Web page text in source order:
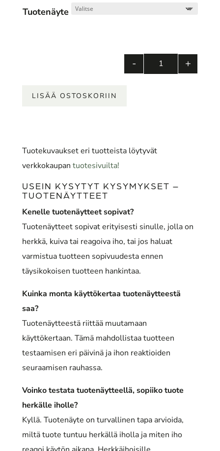
Tuotenäyte
Tuotenäytteet
- +
LISÄÄ OSTOSKORIIN
Tuotekuvaukset eri tuotteista löytyvät
verkkokaupan tuotesivuilta!
USEIN KYSYTYT KYSYMYKSET –
TUOTENÄYTTEET
Kenelle tuotenäytteet sopivat?
Tuotenäytteet sopivat erityisesti sinulle, jolla on
herkkä, kuiva tai reagoiva iho, tai jos haluat
varmistua tuotteen sopivuudesta ennen
täysikokoisen tuotteen hankintaa.
Kuinka monta käyttökertaa tuotenäytteestä
saa?
Tuotenäytteestä riittää muutamaan
käyttökertaan. Tämä mahdollistaa tuotteen
testaamisen eri päivinä ja ihon reaktioiden
seuraamisen rauhassa.
Voinko testata tuotenäytteellä, sopiiko tuote
herkälle iholle?
Kyllä. Tuotenäyte on turvallinen tapa arvioida,
miltä tuote tuntuu herkällä iholla ja miten iho